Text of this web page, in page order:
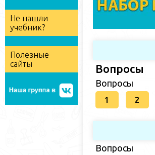
Не нашли
учебник?
Полезные
сайты
Вопросы
Вопросы
1 2
Вопросы